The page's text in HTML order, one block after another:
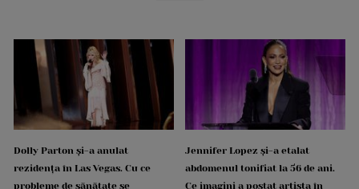
Dolly Parton și-a anulat
rezidența în Las Vegas. Cu ce
probleme de sănătate se
Jennifer Lopez și-a etalat
abdomenul tonifiat la 56 de ani.
Ce imagini a postat artista în